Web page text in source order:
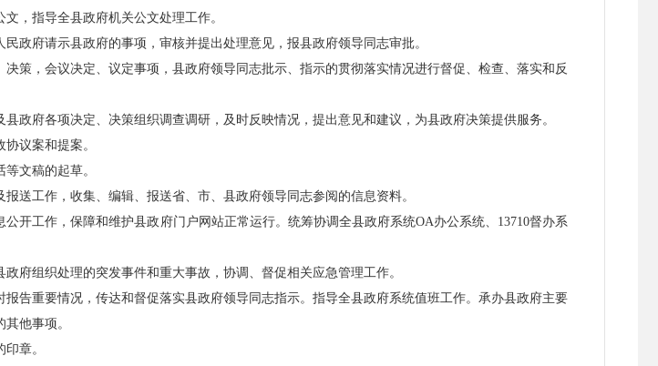
，指导全县政府机关公文处理工作。
民政府请示县政府的事项，审核并提出处理意见，报县政府领导同志审批。
决策，会议决定、议定事项，县政府领导同志批示、指示的贯彻落实情况进行督促、检查、落实和反
县政府各项决定、决策组织调查调研，及时反映情况，提出意见和建议，为县政府决策提供服务。
议案和提案。
文稿的起草。
报送工作，收集、编辑、报送省、市、县政府领导同志参阅的信息资料。
公开工作，保障和维护县政府门户网站正常运行。统筹协调全县政府系统OA办公系统、13710督办系
政府组织处理的突发事件和重大事故，协调、督促相关应急管理工作。
报告重要情况，传达和督促落实县政府领导同志指示。指导全县政府系统值班工作。承办县政府主要
他事项。
章。